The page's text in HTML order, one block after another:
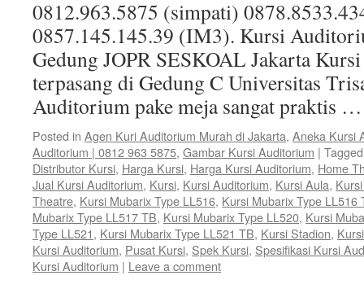
0812.963.5875 (simpati)
0857.145.145.39 (IM3). Kursi
Gedung JOPR SESKOAL Jakarta
terpasang di Gedung C Universitas
Auditorium pake meja sangat praktis
Posted in Agen Kuri Auditorium Murah di Jakarta, Aneka Kursi
Auditorium | 0812 963 5875, Gambar Kursi Auditorium | Tagged
Distributor Kursi, Harga Kursi, Harga Kursi Auditorium, Home
Jual Kursi Auditorium, Kursi, Kursi Auditorium, Kursi Aula,
Theatre, Kursi Mubarix Type LL516, Kursi Mubarix Type LL516
Mubarix Type LL517 TB, Kursi Mubarix Type LL520, Kursi
Type LL521, Kursi Mubarix Type LL521 TB, Kursi Stadion,
Kursi Auditorium, Pusat Kursi, Spek Kursi, Spesifikasi Kursi
Kursi Auditorium | Leave a comment